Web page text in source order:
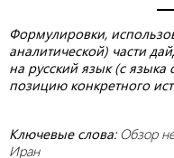
Формулировки,
аналитической) части
на русский язык (с
позицию конкретного
Ключевые слова:Обзор
Иран